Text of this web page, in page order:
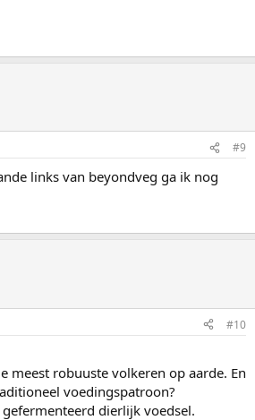
#9
links van beyondveg ga ik nog
#10
meest robuuste volkeren op aarde. En
voedingspatroon?
dierlijk voedsel.